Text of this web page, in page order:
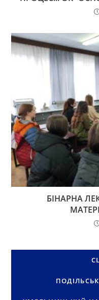
БІНАРНА